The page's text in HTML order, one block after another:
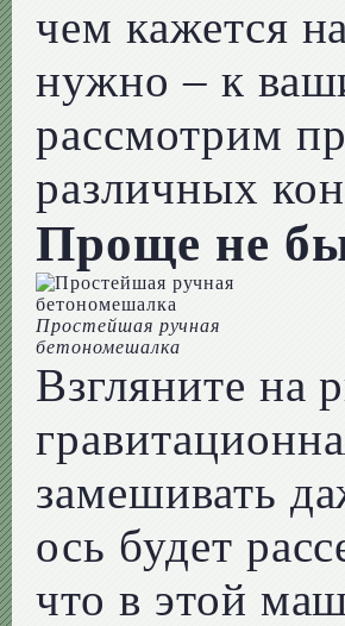
чем кажется
нужно – к
рассмотрим
различных
Проще не
Простейшая ручная
бетономешалка
Взгляните на
замешивать
ось будет
что в этой